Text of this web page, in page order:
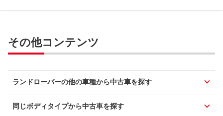
その他コンテンツ
ランドローバーの他の車種から中古車を探す
同じボディタイプから中古車を探す